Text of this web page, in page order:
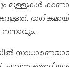
മുള്ളുകൾ